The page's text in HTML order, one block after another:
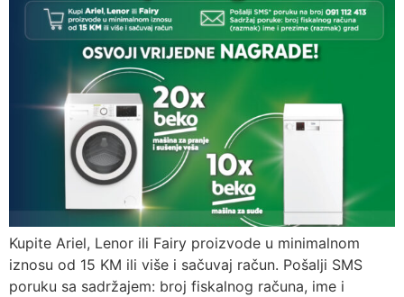
Kupite Ariel, Lenor ili Fairy proizvode u minimalnom
iznosu od 15 KM ili više i sačuvaj račun. Pošalji SMS
poruku sa sadržajem: broj fiskalnog računa, ime i